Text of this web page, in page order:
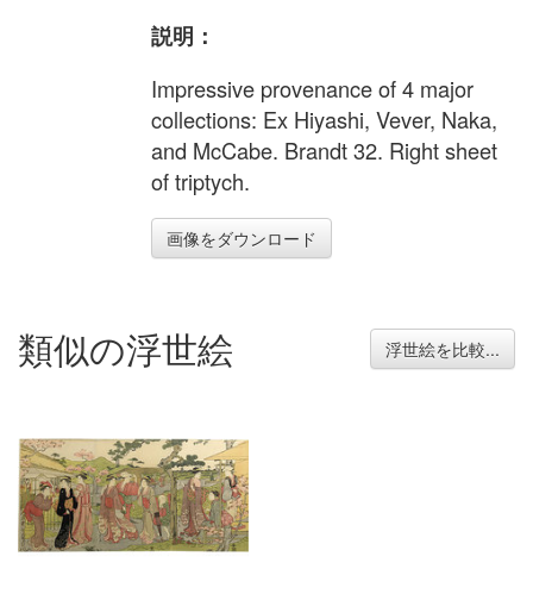
説明：
Impressive provenance of 4 major
collections: Ex Hiyashi, Vever, Naka,
and McCabe. Brandt 32. Right sheet
of triptych.
画像をダウンロード
類似の浮世絵 浮世絵を比較...